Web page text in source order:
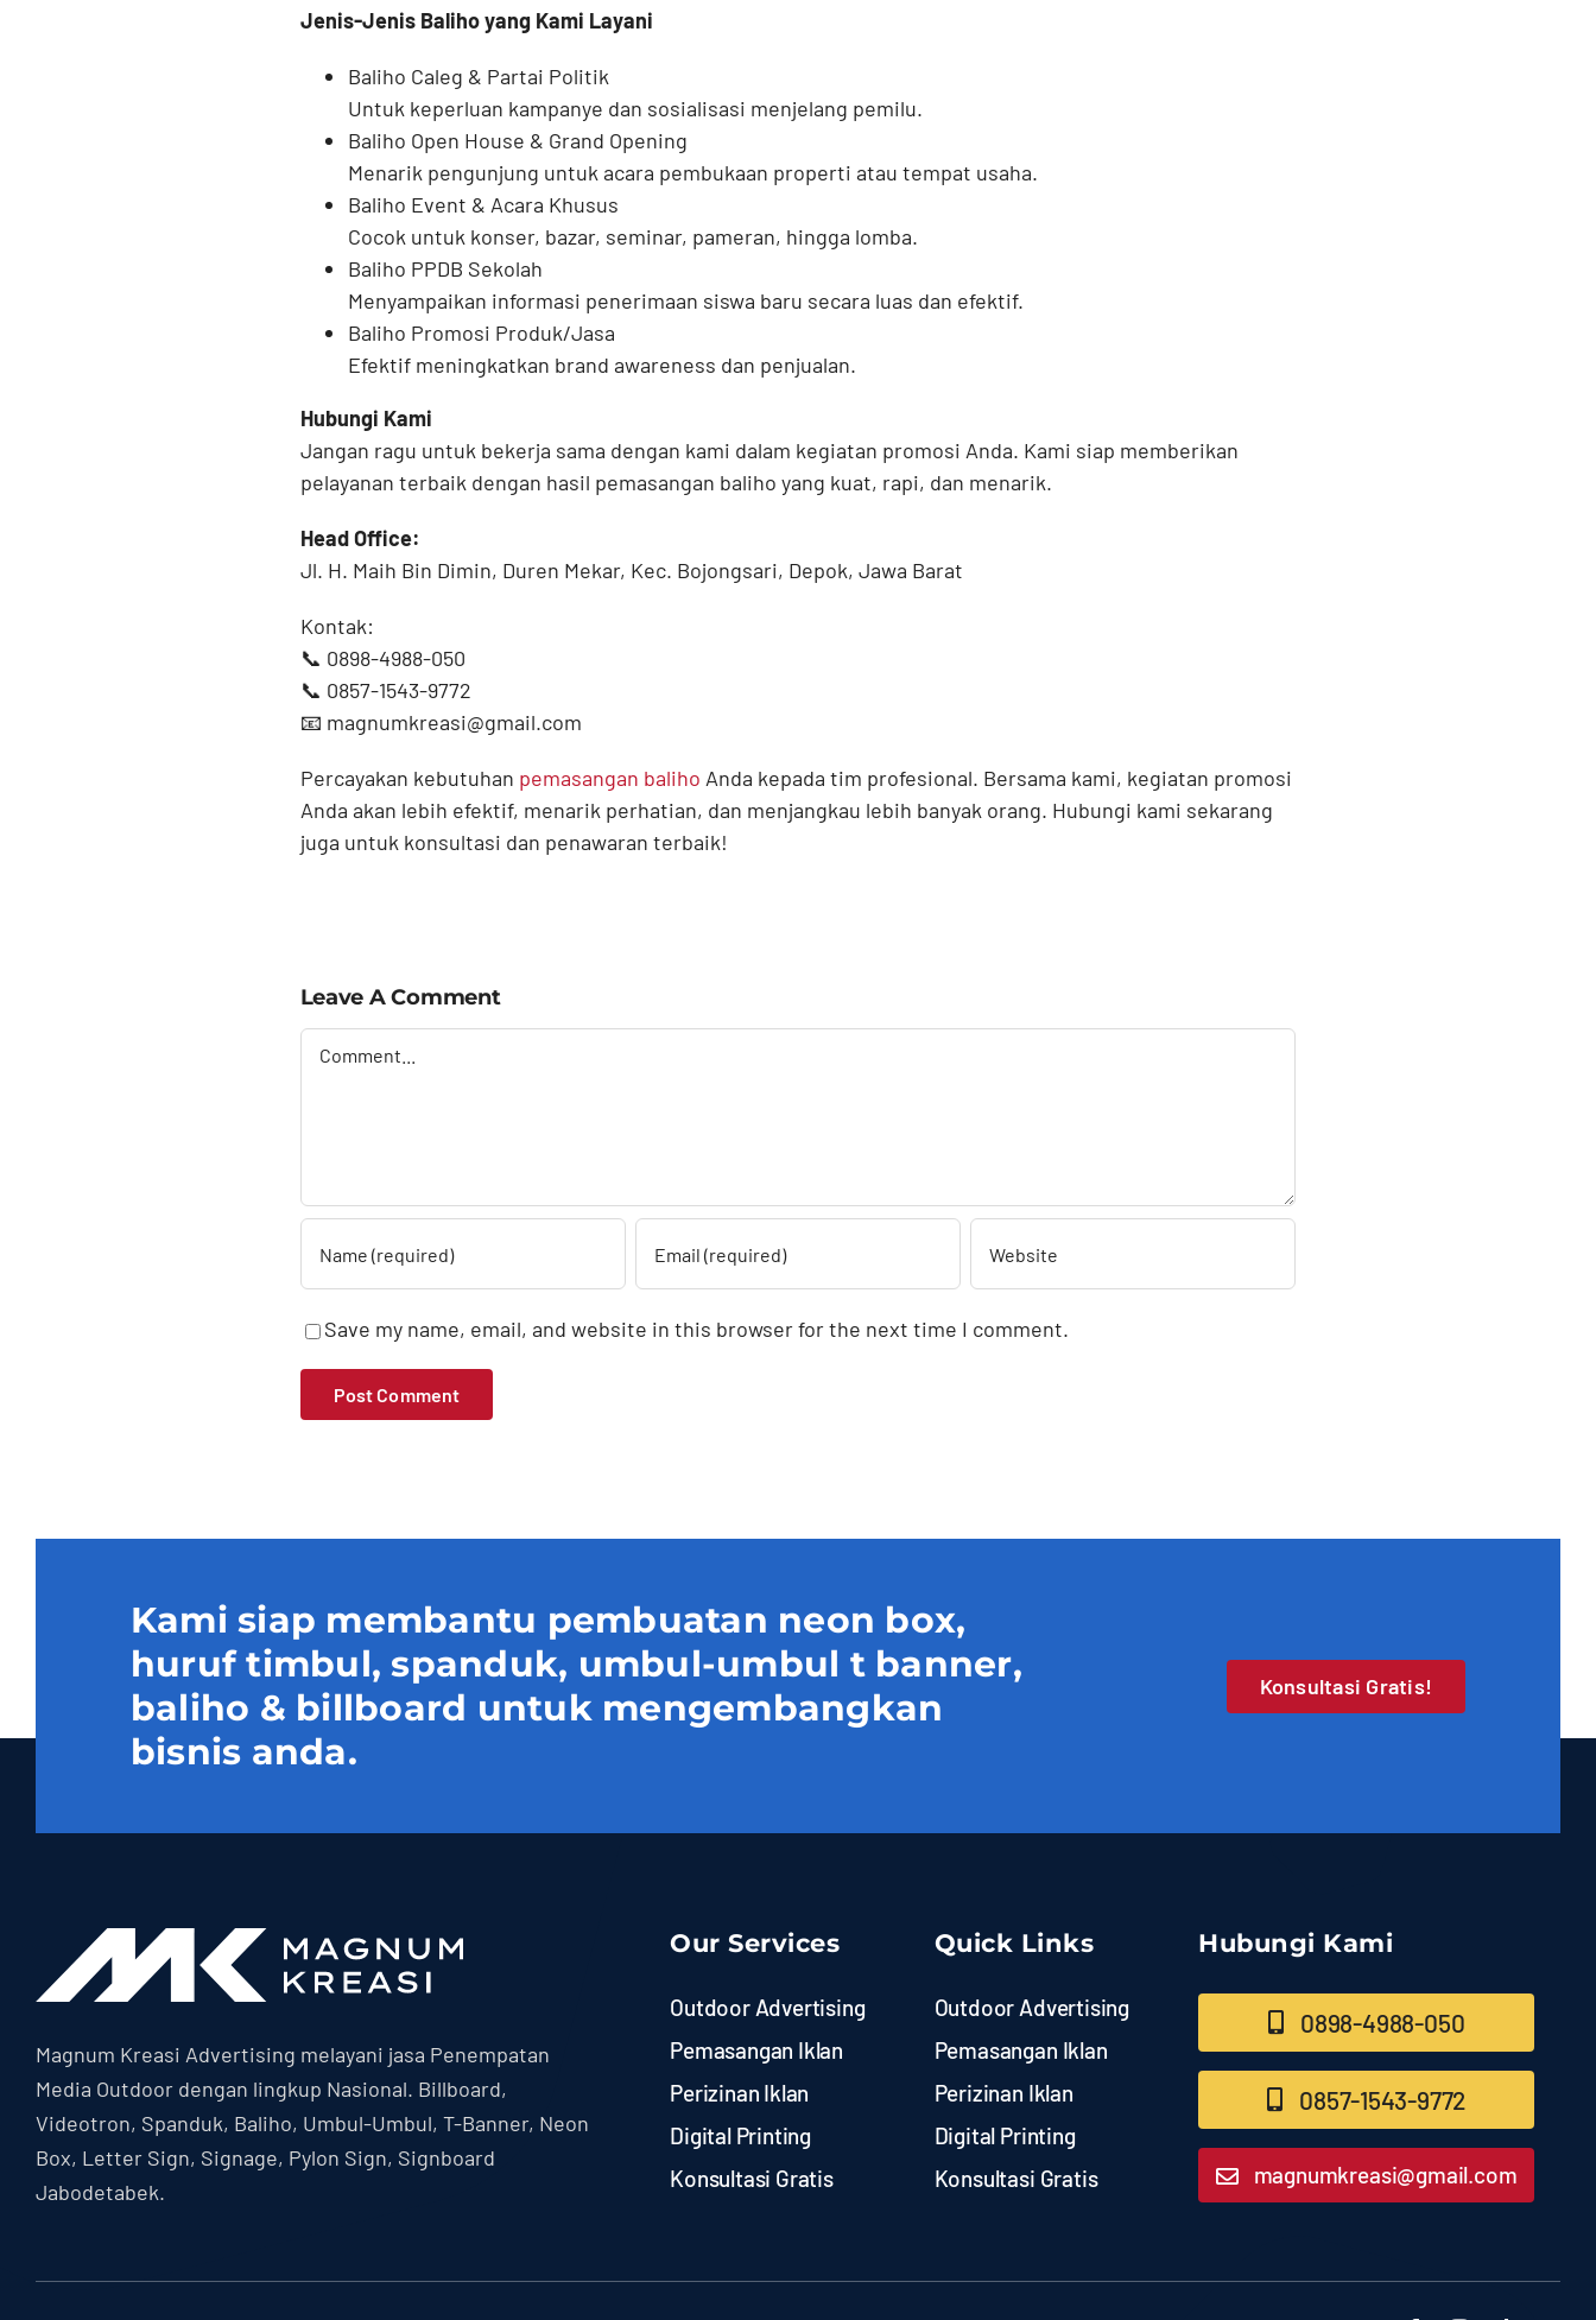
Jenis-Jenis Baliho yang Kami Layani
Baliho Caleg & Partai Politik
Untuk keperluan kampanye dan sosialisasi menjelang pemilu.
Baliho Open House & Grand Opening
Menarik pengunjung untuk acara pembukaan properti atau tempat usaha.
Baliho Event & Acara Khusus
Cocok untuk konser, bazar, seminar, pameran, hingga lomba.
Baliho PPDB Sekolah
Menyampaikan informasi penerimaan siswa baru secara luas dan efektif.
Baliho Promosi Produk/Jasa
Efektif meningkatkan brand awareness dan penjualan.
Hubungi Kami
Jangan ragu untuk bekerja sama dengan kami dalam kegiatan promosi Anda. Kami siap memberikan
pelayanan terbaik dengan hasil pemasangan baliho yang kuat, rapi, dan menarik.
Head Office:
Jl. H. Maih Bin Dimin, Duren Mekar, Kec. Bojongsari, Depok, Jawa Barat
Kontak:
📞 0898-4988-050
📞 0857-1543-9772
📧 magnumkreasi@gmail.com
Percayakan kebutuhan pemasangan baliho Anda kepada tim profesional. Bersama kami, kegiatan promosi
Anda akan lebih efektif, menarik perhatian, dan menjangkau lebih banyak orang. Hubungi kami sekarang
juga untuk konsultasi dan penawaran terbaik!
Leave A Comment
Save my name, email, and website in this browser for the next time I comment.
Kami siap membantu pembuatan neon box,
huruf timbul, spanduk, umbul-umbul t banner,
baliho & billboard untuk mengembangkan
bisnis anda.
Konsultasi Gratis!
Magnum Kreasi Advertising melayani jasa Penempatan
Media Outdoor dengan lingkup Nasional. Billboard,
Videotron, Spanduk, Baliho, Umbul-Umbul, T-Banner, Neon
Box, Letter Sign, Signage, Pylon Sign, Signboard
Jabodetabek.
Our Services
Outdoor Advertising
Pemasangan Iklan
Perizinan Iklan
Digital Printing
Konsultasi Gratis
Quick Links
Outdoor Advertising
Pemasangan Iklan
Perizinan Iklan
Digital Printing
Konsultasi Gratis
Hubungi Kami
0898-4988-050
0857-1543-9772
magnumkreasi@gmail.com